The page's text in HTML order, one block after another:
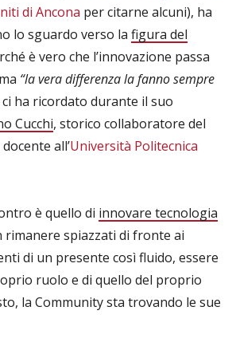
di Ancona per citarne alcuni), ha
lo sguardo verso la figura del
è vero che l’innovazione passa
“la vera differenza la fanno sempre
ha ricordato durante il suo
Cucchi, storico collaboratore del
all’Università Politecnica
è quello di innovare tecnologia
rimanere spiazzati di fronte ai
di un presente così fluido, essere
ruolo e di quello del proprio
la Community sta trovando le sue